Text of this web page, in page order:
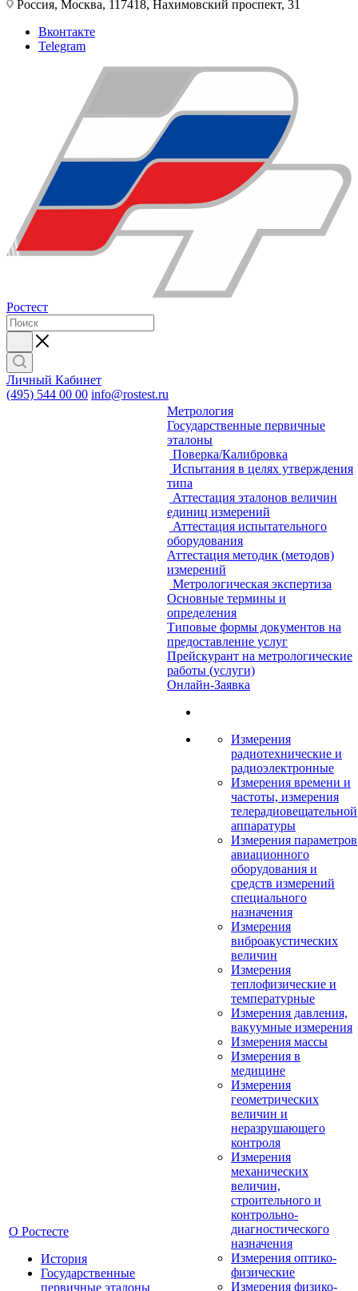
Россия, Москва, 117418, Нахимовский проспект, 31
Вконтакте
Telegram
Ростест
Личный Кабинет
(495) 544 00 00 info@rostest.ru
О Ростесте
История
Государственные
первичные эталоны
Метрология
Государственные первичные
эталоны
Поверка/Калибровка
Испытания в целях утверждения
типа
Аттестация эталонов величин
единиц измерений
Аттестация испытательного
оборудования
Аттестация методик (методов)
измерений
Метрологическая экспертиза
Основные термины и
определения
Типовые формы документов на
предоставление услуг
Прейскурант на метрологические
работы (услуги)
Онлайн-Заявка
Измерения
радиотехнические и
радиоэлектронные
Измерения времени и
частоты, измерения
телерадиовещательной
аппаратуры
Измерения параметров
авиационного
оборудования и
средств измерений
специального
назначения
Измерения
виброакустических
величин
Измерения
теплофизические и
температурные
Измерения давления,
вакуумные измерения
Измерения массы
Измерения в
медицине
Измерения
геометрических
величин и
неразрушающего
контроля
Измерения
механических
величин,
строительного и
контрольно-
диагностического
назначения
Измерения оптико-
физические
Измерения физико-